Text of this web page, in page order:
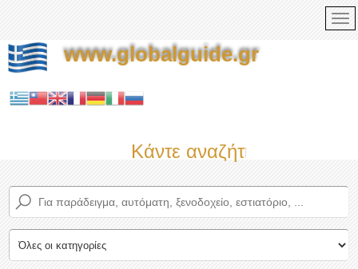
www.globalguide.gr
Κάντε αναζήτηση τώρα